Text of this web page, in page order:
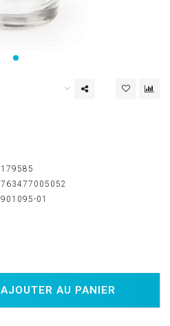
179585
763477005052
901095-01
AJOUTER AU PANIER